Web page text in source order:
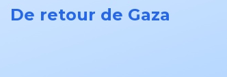
De retour de Gaza